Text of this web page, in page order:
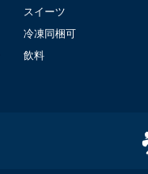
スイーツ
冷凍同梱可
飲料